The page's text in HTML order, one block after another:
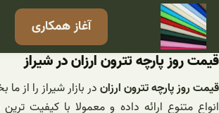
رفتن
محتوا
آغاز همکاری
قیمت روز پارچه تترون ارزان در شیراز
قیمت روز پارچه تترون ارزاندر بازار شیراز را از
انواع متنوع ارائه داده و معمولا با کیفیت